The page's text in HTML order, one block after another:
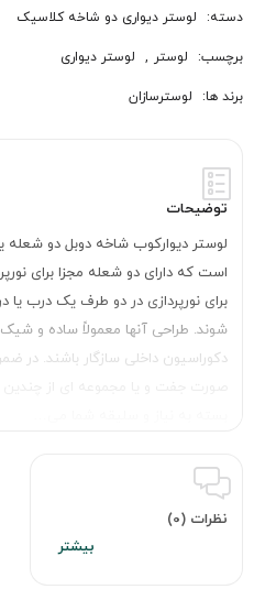
دسته: لوستر دیواری دو شاخه کلاسیک
برچسب: لوستر , لوستر دیواری
برند ها: لوسترسازان
توضیحات
لوستر دیوارکوب شاخه دوبل دو شعله
است که دارای دو شعله مجزا برای
برای نورپردازی در دو طرف یک درب یا
شوند. طراحی آنها معمولاً ساده و شیک
دکوراسیون داخلی سازگار باشند. در
صورت جفت و یا مجموعه ای از
نظرات (0)